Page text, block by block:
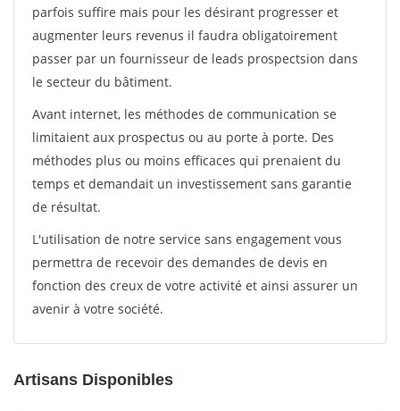
parfois suffire mais pour les désirant progresser et
augmenter leurs revenus il faudra obligatoirement
passer par un fournisseur de leads prospectsion dans
le secteur du bâtiment.
Avant internet, les méthodes de communication se
limitaient aux prospectus ou au porte à porte. Des
méthodes plus ou moins efficaces qui prenaient du
temps et demandait un investissement sans garantie
de résultat.
L'utilisation de notre service sans engagement vous
permettra de recevoir des demandes de devis en
fonction des creux de votre activité et ainsi assurer un
avenir à votre société.
Artisans Disponibles